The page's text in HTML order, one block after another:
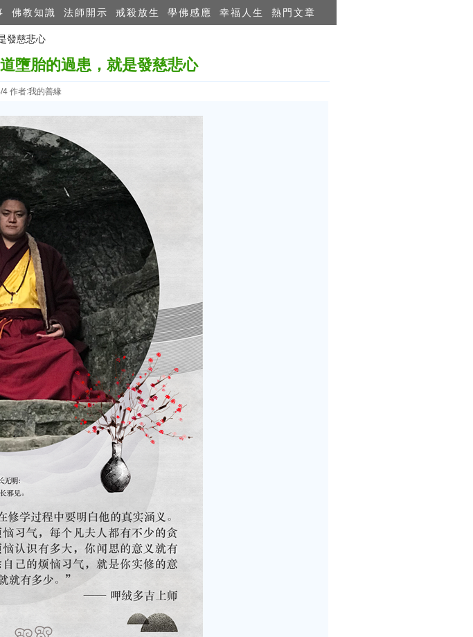
佛教知識 法師開示 戒殺放生 學佛感應 幸福人生 熱門文章
發慈悲心
墮胎的過患，就是發慈悲心
4 作者:我的善緣